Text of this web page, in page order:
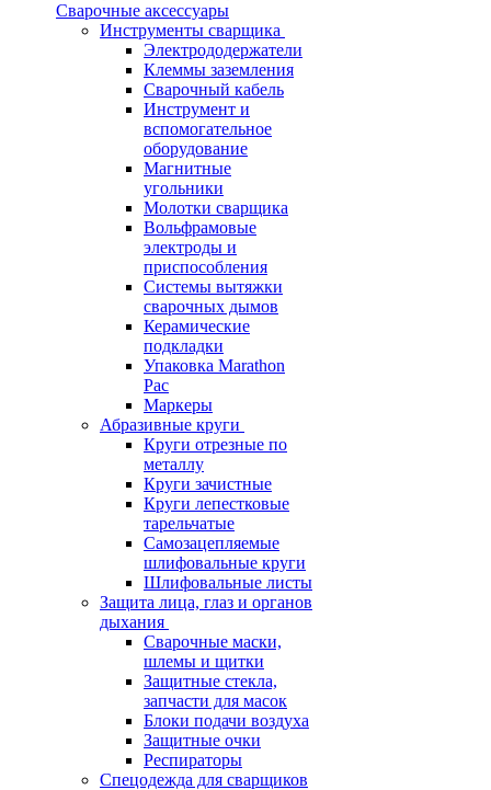
Сварочные аксессуары
Инструменты сварщика
Электрододержатели
Клеммы заземления
Сварочный кабель
Инструмент и
вспомогательное
оборудование
Магнитные
угольники
Молотки сварщика
Вольфрамовые
электроды и
приспособления
Системы вытяжки
сварочных дымов
Керамические
подкладки
Упаковка Marathon
Pac
Маркеры
Абразивные круги
Круги отрезные по
металлу
Круги зачистные
Круги лепестковые
тарельчатые
Самозацепляемые
шлифовальные круги
Шлифовальные листы
Защита лица, глаз и органов
дыхания
Сварочные маски,
шлемы и щитки
Защитные стекла,
запчасти для масок
Блоки подачи воздуха
Защитные очки
Респираторы
Спецодежда для сварщиков